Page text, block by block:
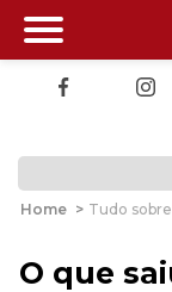
Home > Tudo
O que